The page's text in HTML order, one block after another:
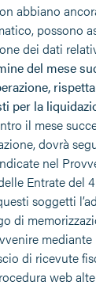
abbiano
possono
dei dati
del mese
per la
il mese
dovrà
nel
Entrate del
soggetti
di
di ricevute
web